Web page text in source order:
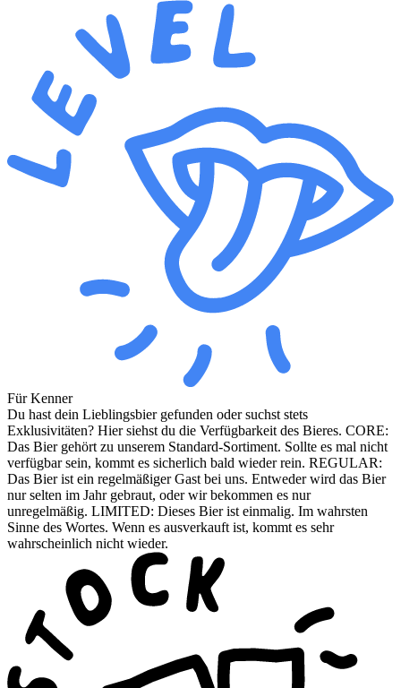
Für Kenner
Du hast dein Lieblingsbier gefunden oder suchst stets
Exklusivitäten? Hier siehst du die Verfügbarkeit des Bieres. CORE:
Das Bier gehört zu unserem Standard-Sortiment. Sollte es mal nicht
verfügbar sein, kommt es sicherlich bald wieder rein. REGULAR:
Das Bier ist ein regelmäßiger Gast bei uns. Entweder wird das Bier
nur selten im Jahr gebraut, oder wir bekommen es nur
unregelmäßig. LIMITED: Dieses Bier ist einmalig. Im wahrsten
Sinne des Wortes. Wenn es ausverkauft ist, kommt es sehr
wahrscheinlich nicht wieder.